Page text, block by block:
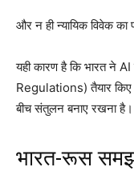
और न ही न्यायिक विवेक
यही कारण है कि भारत ने
Regulations) तैयार किए
बीच संतुलन बनाए रखना है।
भारत-रूस